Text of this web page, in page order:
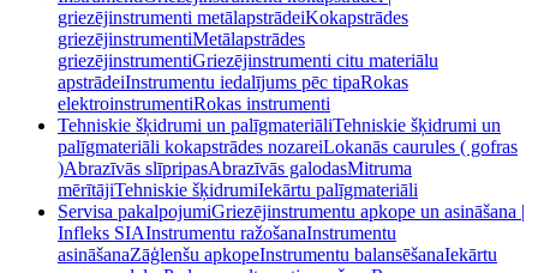
griezējinstrumenti metālapstrādeiKokapstrādes
griezējinstrumentiMetālapstrādes
griezējinstrumentiGriezējinstrumenti citu materiālu
apstrādeiInstrumentu iedalījums pēc tipaRokas
elektroinstrumentiRokas instrumenti
Tehniskie šķidrumi un palīgmateriāliTehniskie šķidrumi un
palīgmateriāli kokapstrādes nozareiLokanās caurules ( gofras
)Abrazīvās slīpripasAbrazīvās galodasMitruma
mērītājiTehniskie šķidrumiIekārtu palīgmateriāli
Servisa pakalpojumiGriezējinstrumentu apkope un asināšana |
Infleks SIAInstrumentu ražošanaInstrumentu
asināšanaZāģlenšu apkopeInstrumentu balansēšanaIekārtu